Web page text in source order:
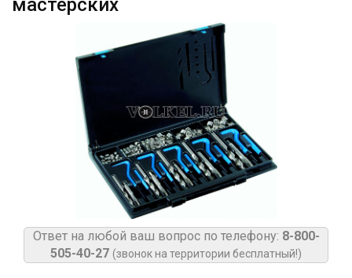
мастерских
Ответ на любой ваш вопрос по телефону: 8-800-
505-40-27 (звонок на территории бесплатный!)